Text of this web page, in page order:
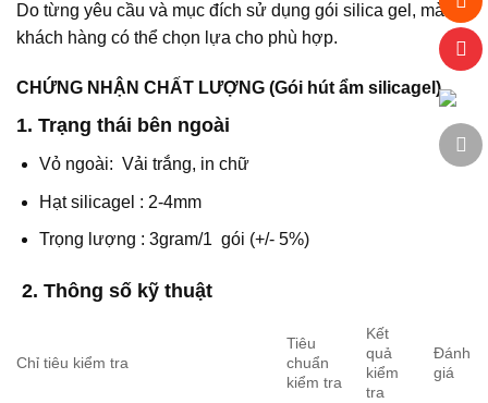
Do từng yêu cầu và mục đích sử dụng gói silica gel, mà
khách hàng có thể chọn lựa cho phù hợp.
CHỨNG NHẬN CHẤT LƯỢNG (Gói hút ẩm silicagel)
1. Trạng thái bên ngoài
Vỏ ngoài: Vải trắng, in chữ
Hạt silicagel : 2-4mm
Trọng lượng : 3gram/1 gói (+/- 5%)
2. Thông số kỹ thuật
Chỉ tiêu kiểm tra
Tiêu
chuẩn
kiểm tra
Kết
quả
kiểm
tra
Đánh
giá